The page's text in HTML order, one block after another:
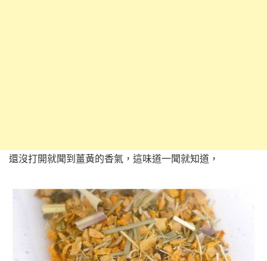
還沒打開就聞到薑黃的香氣，這味道一聞就知道，